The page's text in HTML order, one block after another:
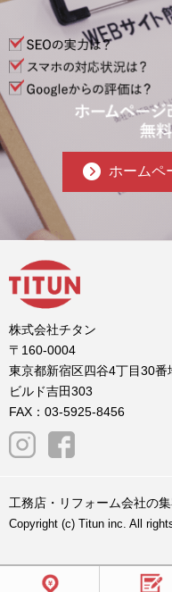
ホームペ
株式会社チタン
〒160-0004
東京都新宿区四谷4丁目30
ビルド吉田303
FAX：03-5925-8456
工務店・リフォーム会社の
Copyright (c) Titun inc. All